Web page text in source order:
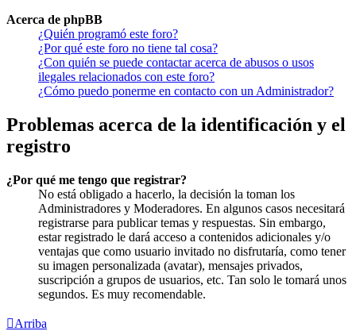
Acerca de phpBB
¿Quién programó este foro?
¿Por qué este foro no tiene tal cosa?
¿Con quién se puede contactar acerca de abusos o usos
ilegales relacionados con este foro?
¿Cómo puedo ponerme en contacto con un Administrador?
Problemas acerca de la identificación y el
registro
¿Por qué me tengo que registrar?
No está obligado a hacerlo, la decisión la toman los
Administradores y Moderadores. En algunos casos necesitará
registrarse para publicar temas y respuestas. Sin embargo,
estar registrado le dará acceso a contenidos adicionales y/o
ventajas que como usuario invitado no disfrutaría, como tener
su imagen personalizada (avatar), mensajes privados,
suscripción a grupos de usuarios, etc. Tan solo le tomará unos
segundos. Es muy recomendable.
Arriba